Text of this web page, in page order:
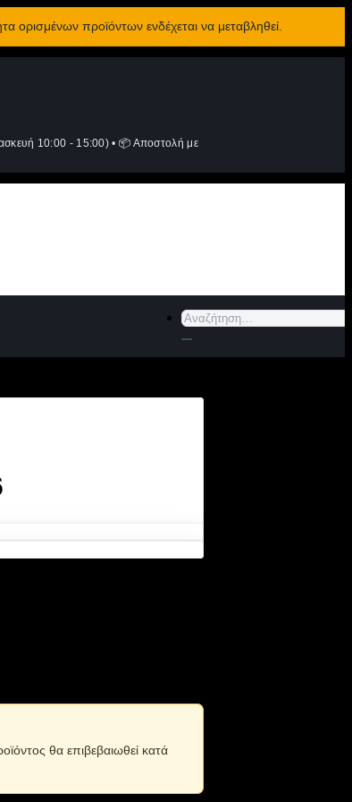
ορισμένων προϊόντων ενδέχεται να μεταβληθεί.
10:00 - 15:00) • 📦 Αποστολή με
Αναζήτηση
που μπορεί να
θα επιβεβαιωθεί κατά